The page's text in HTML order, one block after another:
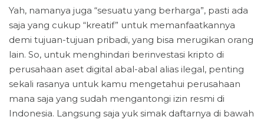
Yah, namanya juga “sesuatu yang berharga”, pasti ada
saja yang cukup “kreatif” untuk memanfaatkannya
demi tujuan-tujuan pribadi, yang bisa merugikan orang
lain. So, untuk menghindari berinvestasi kripto di
perusahaan aset digital abal-abal alias ilegal, penting
sekali rasanya untuk kamu mengetahui perusahaan
mana saja yang sudah mengantongi izin resmi di
Indonesia. Langsung saja yuk simak daftarnya di bawah